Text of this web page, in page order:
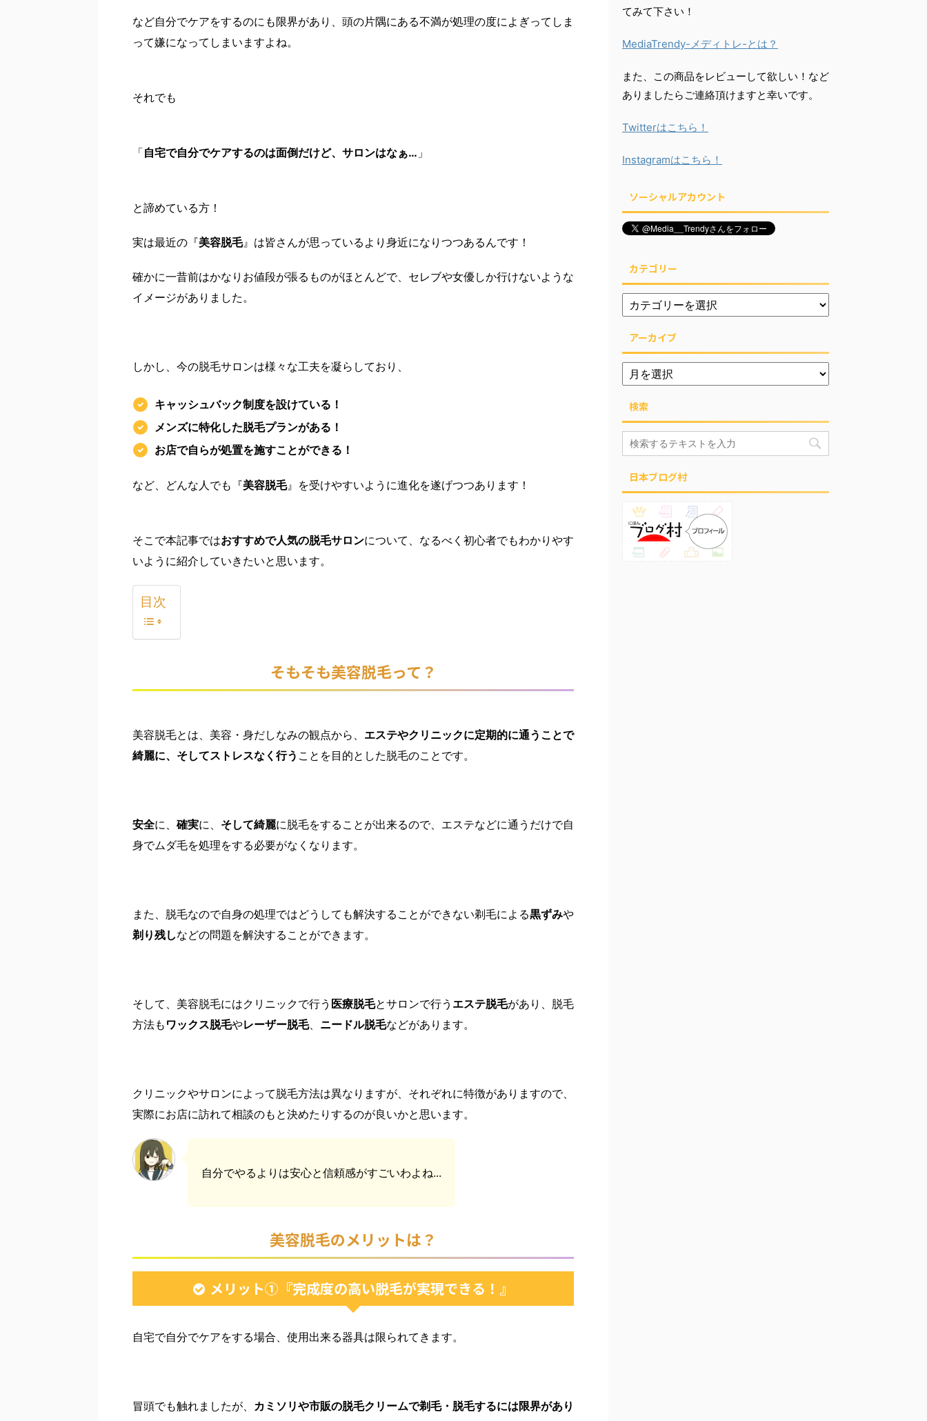
など自分でケアをするのにも限界があり、頭の片隅にある不満が処理の度によぎってしま
って嫌になってしまいますよね。
それでも
「自宅で自分でケアするのは面倒だけど、サロンはなぁ… 」
と諦めている方！
実は最近の『美容脱毛』は皆さんが思っているより身近になりつつあるんです！
確かに一昔前はかなりお値段が張るものがほとんどで、セレブや女優しか行けないような
イメージがありました。
しかし、今の脱毛サロンは様々な工夫を凝らしており、
キャッシュバック制度を設けている！
メンズに特化した脱毛プランがある！
お店で自らが処置を施すことができる！
など、どんな人でも『美容脱毛』を受けやすいように進化を遂げつつあります！
そこで本記事ではおすすめで人気の脱毛サロンについて、なるべく初心者でもわかりやす
いように紹介していきたいと思います。
目次
そもそも美容脱毛って？
美容脱毛とは、美容・身だしなみの観点から、 エステやクリニックに定期的に通うことで
綺麗に、そしてストレスなく行う ことを目的とした脱毛のことです。
安全に、 確実に、 そして綺麗に脱毛をすることが出来るので、エステなどに通うだけで自
身でムダ毛を処理をする必要がなくなります。
また、脱毛なので自身の処理ではどうしても解決することができない剃毛による黒ずみや
剃り残しなどの問題を解決することができます。
そして、美容脱毛にはクリニックで行う 医療脱毛とサロンで行う エステ脱毛があり、脱毛
方法も ワックス脱毛やレーザー脱毛、 ニードル脱毛などがあります。
クリニックやサロンによって脱毛方法は異なりますが、それぞれに特徴がありますので、
実際にお店に訪れて相談のもと決めたりするのが良いかと思います。
自分でやるよりは安心と信頼感がすごいわよね...
美容脱毛のメリットは？
メリット①『完成度の高い脱毛が実現できる！』
自宅で自分でケアをする場合、使用出来る器具は限られてきます。
冒頭でも触れましたが、 カミソリや市販の脱毛クリームで剃毛・脱毛するには限界があり
てみて下さい！
MediaTrendy-メディトレ-とは？
また、この商品をレビューして欲しい！など
ありましたらご連絡頂けますと幸いです。
Twitterはこちら！
Instagramはこちら！
ソーシャルアカウント
カテゴリー
アーカイブ
検索
日本ブログ村